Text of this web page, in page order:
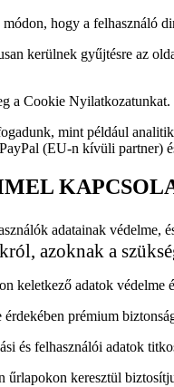
hogy a felhasználó
kerülnek gyűjtésre az
a Cookie Nyilatkozatunkat.
mint például
(EU-n kívüli partner)
adatainak védelme,
azoknak a
keletkező adatok
prémium
és felhasználói adatok
űrlapokon keresztül